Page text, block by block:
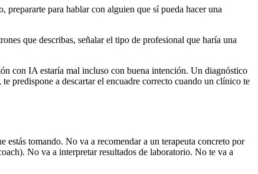
para hablar con alguien que sí pueda hacer una
que describas, señalar el tipo de profesional que haría una
con IA estaría mal incluso con buena intención. Un diagnóstico
predispone a descartar el encuadre correcto cuando un clínico te
estás tomando. No va a recomendar a un terapeuta concreto por
No va a interpretar resultados de laboratorio. No te va a